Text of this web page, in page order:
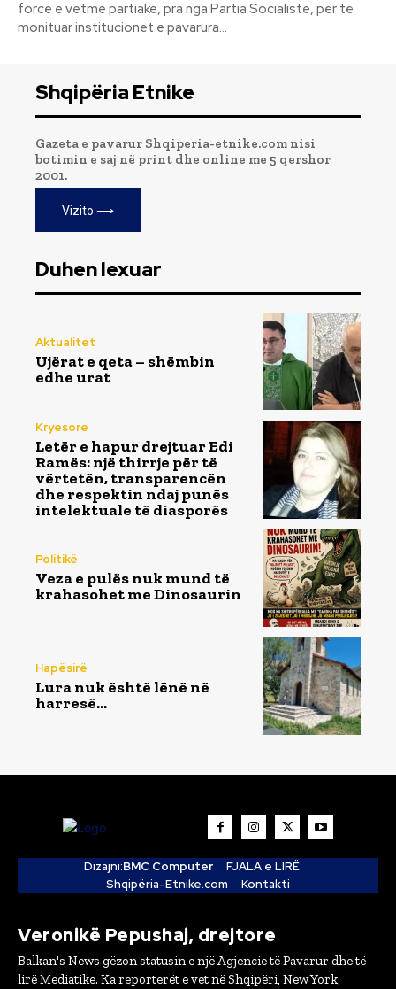
forcë e vetme partiake, pra nga Partia Socialiste, për të
monituar institucionet e pavarura...
Shqipëria Etnike
Gazeta e pavarur Shqiperia-etnike.com nisi
botimin e saj në print dhe online me 5 qershor
2001.
Vizito ⟶
Duhen lexuar
Aktualitet
Ujërat e qeta – shëmbin
edhe urat
Kryesore
Letër e hapur drejtuar Edi
Ramës: një thirrje për të
vërtetën, transparencën
dhe respektin ndaj punës
intelektuale të diasporës
Politikë
Veza e pulës nuk mund të
krahasohet me Dinosaurin
Hapësirë
Lura nuk është lënë në
harresë…
Dizajni:BMC Computer
FJALA e LIRË
Shqipëria-Etnike.com
Kontakti
Veronikë Pepushaj, drejtore
Balkan's News gëzon statusin e një Agjencie të Pavarur dhe të
lirë Mediatike. Ka reporterët e vet në Shqipëri, New York,